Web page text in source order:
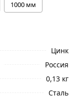
1000 мм
Цинк
Россия
0,13 кг
Сталь